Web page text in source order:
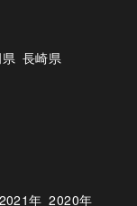
長崎県
2021年 2020年